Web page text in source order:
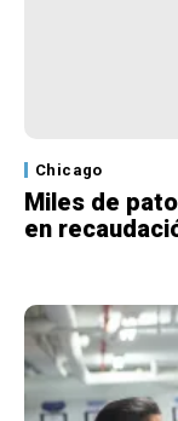
Chicago
Miles de
en